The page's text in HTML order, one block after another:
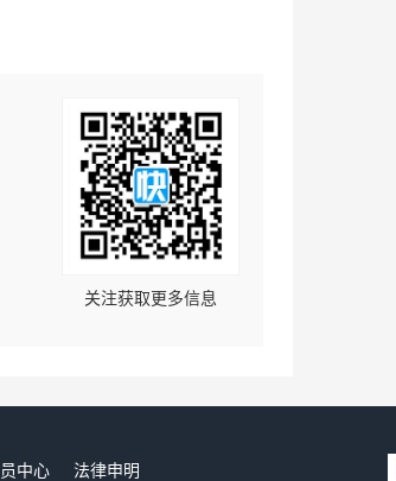
关注获取更多信息
中心
法律申明